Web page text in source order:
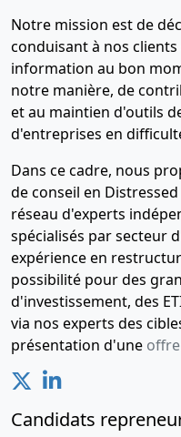
Notre mission est de
conduisant à nos
information au bon
notre manière, de
et au maintien d'outils
d'entreprises en
Dans ce cadre, nous
de conseil en
réseau d'experts
spécialisés par secteur
expérience en
possibilité pour des
d'investissement, des
via nos experts des
présentation d'une
Candidats